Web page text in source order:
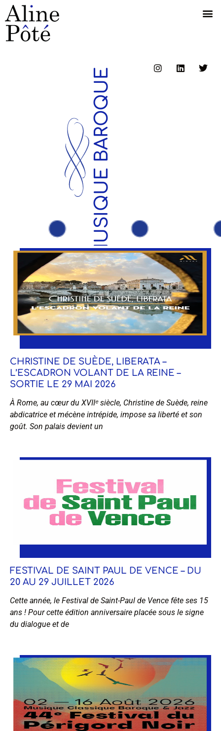
MUSIQUE BAROQUE
CHRISTINE DE SUÈDE, LIBERATA –
L’ESCADRON VOLANT DE LA REINE –
SORTIE LE 29 MAI 2026
À Rome, au cœur du XVIIᵉ siècle, Christine de Suède, reine
abdicatrice et mécène intrépide, impose sa liberté et son
goût. Son palais devient un
FESTIVAL DE SAINT PAUL DE VENCE – DU
20 AU 29 JUILLET 2026
Cette année, le Festival de Saint-Paul de Vence fête ses 15
ans ! Pour cette édition anniversaire placée sous le signe
du dialogue et de